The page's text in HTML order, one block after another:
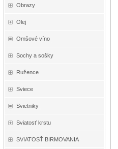
Obrazy
Olej
Omšové víno
Sochy a sošky
Ružence
Sviece
Svietniky
Sviatosť krstu
SVIATOSŤ BIRMOVANIA